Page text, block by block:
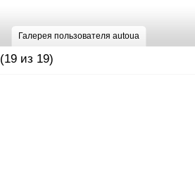
Галерея пользователя autoua
(19 из 19)